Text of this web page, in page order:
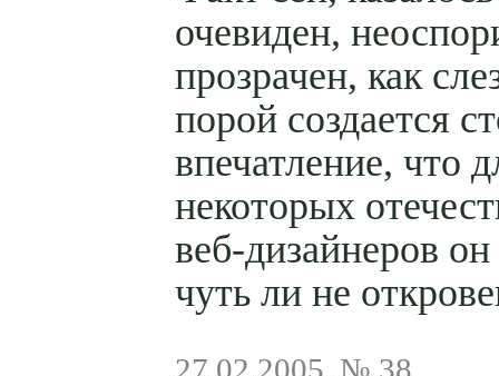
очевиден,
прозрачен, как
порой создается
впечатление, что
некоторых
веб-дизайнеров он
чуть ли не